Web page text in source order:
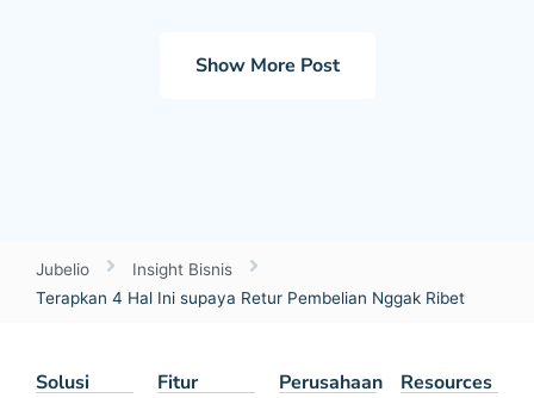
Show More Post
Jubelio
Insight Bisnis
Terapkan 4 Hal Ini supaya Retur Pembelian Nggak Ribet
Solusi Fitur Perusahaan Resources